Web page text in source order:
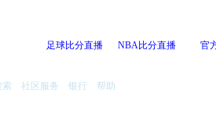
足球比分直播 NBA比分直播 官
索 社区服务 银行 帮助